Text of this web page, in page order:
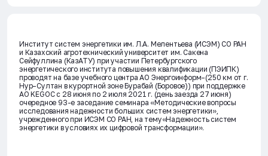
Институт систем энергетики им. Л.А. Мелентьева (ИСЭМ) СО РАН
и Казахский агротехнический университет им. Сакена
Сейфуллина (КазАТУ) при участии Петербургского
энергетического института повышения квалификации (ПЭИПК)
проводят на базе учебного центра АО Энергоинформ–(250 км от г.
Нур–Султан в курортной зоне Бурабай (Боровое)) при поддержке
АО KEGOС с 28 июня по 2 июля 2021 г. (день заезда 27 июня)
очередное 93-е заседание семинара «Методические вопросы
исследования надежности больших систем энергетики»,
учрежденного при ИСЭМ СО РАН, на тему«Надежность систем
энергетики в условиях их цифровой трансформации».